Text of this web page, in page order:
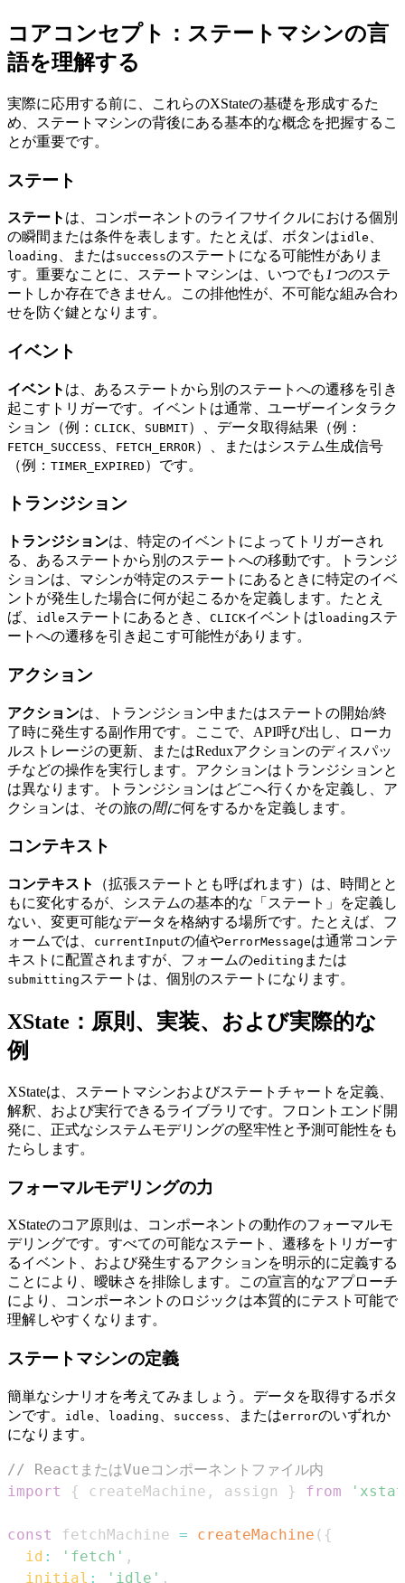
コアコンセプト：ステートマシンの言
語を理解する
実際に応用する前に、これらのXStateの基礎を形成するた
め、ステートマシンの背後にある基本的な概念を把握するこ
とが重要です。
ステート
ステート は、コンポーネントのライフサイクルにおける個別
の瞬間または条件を表します。たとえば、ボタンはidle
loading 、またはsuccessのステートになる可能性がありま
す。重要なことに、ステートマシンは、いつでも 1つのステ
ートしか存在できません。この排他性が、不可能な組み合わ
せを防ぐ鍵となります。
イベント
イベント は、あるステートから別のステートへの遷移を引き
起こすトリガーです。イベントは通常、ユーザーインタラク
ション（例： CLICK SUBMIT）、データ取得結果（例：
FETCH_SUCCESS FETCH_ERROR）、またはシステム生成信号
（例： TIMER_EXPIRED ）です。
トランジション
トランジションは、特定のイベントによってトリガーされ
る、あるステートから別のステートへの移動です。トランジ
ションは、マシンが特定のステートにあるときに特定のイベ
ントが発生した場合に何が起こるかを定義します。たとえ
ば、
idle ステートにあるとき、 CLICKイベントは loading ステ
ートへの遷移を引き起こす可能性があります。
アクション
アクションは、トランジション中またはステートの開始/終
了時に発生する副作用です。ここで、API呼び出し、ローカ
ルストレージの更新、またはReduxアクションのディスパッ
チなどの操作を実行します。アクションはトランジションと
は異なります。トランジションは どこへ行くかを定義し、ア
クションは、その旅の間に何をするかを定義します。
コンテキスト
コンテキスト
（拡張ステートとも呼ばれます）は、時間とと
もに変化するが、システムの基本的な「ステート」を定義し
ない、変更可能なデータを格納する場所です。たとえば、フ
ォームでは、
currentInputの値やerrorMessageは通常コンテ
キストに配置されますが、フォームのediting または
submitting ステートは、個別のステートになります。
XState：原則、実装、および実際的な
例
XStateは、ステートマシンおよびステートチャートを定義、
解釈、および実行できるライブラリです。フロントエンド開
発に、正式なシステムモデリングの堅牢性と予測可能性をも
たらします。
フォーマルモデリングの力
XStateのコア原則は、コンポーネントの動作のフォーマルモ
デリングです。すべての可能なステート、遷移をトリガーす
るイベント、および発生するアクションを明示的に定義する
ことにより、曖昧さを排除します。この宣言的なアプローチ
により、コンポーネントのロジックは本質的にテスト可能で
理解しやすくなります。
ステートマシンの定義
簡単なシナリオを考えてみましょう。データを取得するボタ
ンです。
idle loading success 、またはerrorのいずれか
になります。
// ReactまたはVueコンポーネントファイル内
import
{ createMachine , assign } from
const fetchMachine = createMachine ( {
id : 'fetch' ,
initial : 'idle' ,